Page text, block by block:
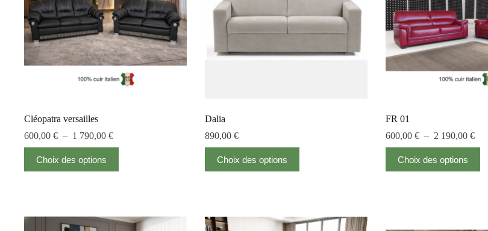
Cléopatra versailles
600,00 € – 1 790,00 €
Choix des options
Dalia
890,00 €
Choix des options
FR 01
600,00 € – 2 190,00 €
Choix des options